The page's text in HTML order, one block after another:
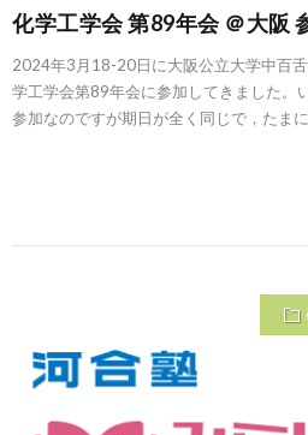
化学工学会 第89年会 ＠大阪
2024年3月18-20日に大阪公立大学中百
学工学会第89年会に参加してきました。
参加なのですが期日が全く同じで，たま